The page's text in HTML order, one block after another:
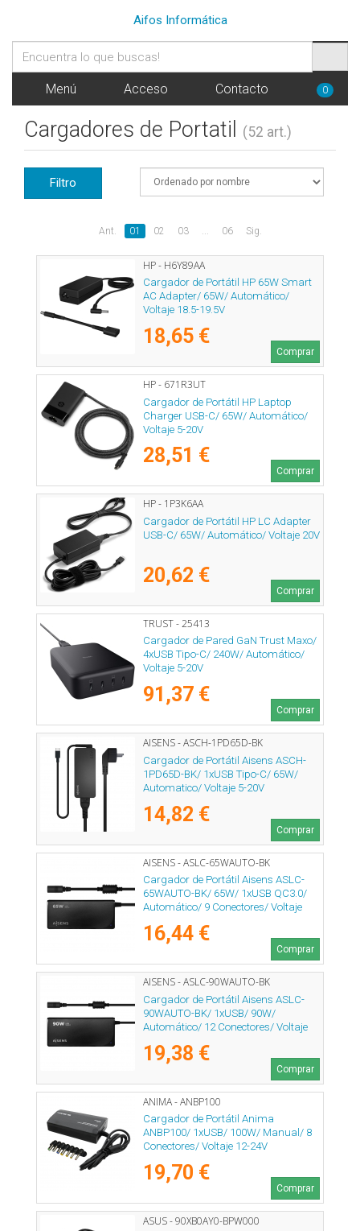
Aifos Informática
Menú Acceso Contacto 0
Cargadores de Portatil (52 art.)
Filtro
Ant. 01 02 03 06 Sig.
HP - H6Y89AA
Cargador de Portátil HP 65W Smart
AC Adapter/ 65W/ Automático/
Voltaje 18.5-19.5V
18,65 €
Comprar
HP - 671R3UT
Cargador de Portátil HP Laptop
Charger USB-C/ 65W/ Automático/
Voltaje 5-20V
28,51 €
Comprar
HP - 1P3K6AA
Cargador de Portátil HP LC Adapter
USB-C/ 65W/ Automático/ Voltaje 20V
20,62 €
Comprar
TRUST - 25413
Cargador de Pared GaN Trust Maxo/
4xUSB Tipo-C/ 240W/ Automático/
Voltaje 5-20V
91,37 €
Comprar
AISENS - ASCH-1PD65D-BK
Cargador de Portátil Aisens ASCH-
1PD65D-BK/ 1xUSB Tipo-C/ 65W/
Automatico/ Voltaje 5-20V
14,82 €
Comprar
AISENS - ASLC-65WAUTO-BK
Cargador de Portátil Aisens ASLC-
65WAUTO-BK/ 65W/ 1xUSB QC3.0/
Automático/ 9 Conectores/ Voltaje
16,44 €
Comprar
AISENS - ASLC-90WAUTO-BK
Cargador de Portátil Aisens ASLC-
90WAUTO-BK/ 1xUSB/ 90W/
Automático/ 12 Conectores/ Voltaje
19,38 €
Comprar
ANIMA - ANBP100
Cargador de Portátil Anima
ANBP100/ 1xUSB/ 100W/ Manual/ 8
Conectores/ Voltaje 12-24V
19,70 €
Comprar
ASUS - 90XB0AY0-BPW000